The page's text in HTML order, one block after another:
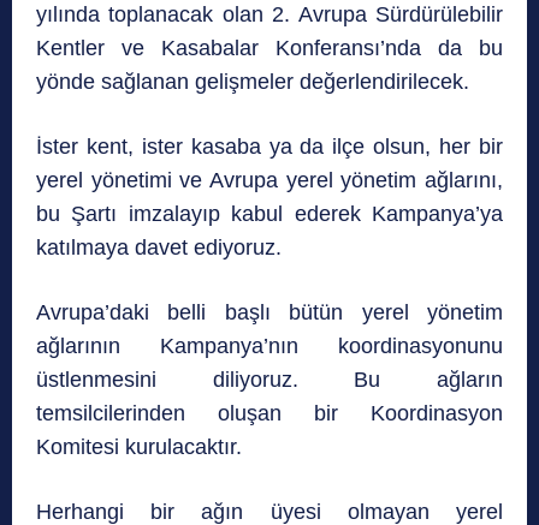
yılında toplanacak olan 2. Avrupa Sürdürülebilir
Kentler ve Kasabalar Konferansı’nda da bu
yönde sağlanan gelişmeler değerlendirilecek.
İster kent, ister kasaba ya da ilçe olsun, her bir
yerel yönetimi ve Avrupa yerel yönetim ağlarını,
bu Şartı imzalayıp kabul ederek Kampanya’ya
katılmaya davet ediyoruz.
Avrupa’daki belli başlı bütün yerel yönetim
ağlarının Kampanya’nın koordinasyonunu
üstlenmesini diliyoruz. Bu ağların
temsilcilerinden oluşan bir Koordinasyon
Komitesi kurulacaktır.
Herhangi bir ağın üyesi olmayan yerel